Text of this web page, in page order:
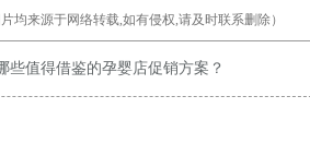
均来源于网络转载,如有侵权,请及时联系删除）
些值得借鉴的孕婴店促销方案？